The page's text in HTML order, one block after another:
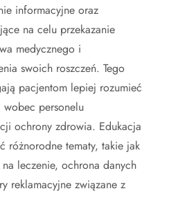
informacyjne oraz
na celu przekazanie
medycznego i
swoich roszczeń. Tego
pacjentom lepiej rozumieć
personelu
ochrony zdrowia. Edukacja
różnorodne tematy, takie jak
leczenie, ochrona danych
reklamacyjne związane z